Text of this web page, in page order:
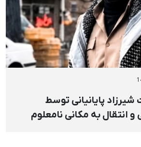
شیرزاد پایانیانی توسط
انتقال به مکانی نامعلوم